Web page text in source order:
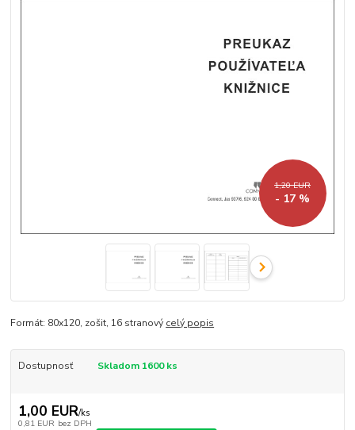
1,20 EUR
- 17 %
Formát: 80x120, zošit, 16 stranový celý popis
Dostupnosť Skladom 1600 ks
1,00 EUR/ks
0,81 EUR bez DPH